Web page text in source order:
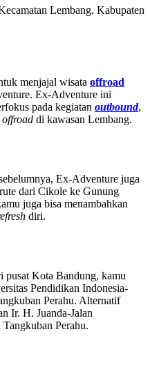
Lembang, Kabupaten
menjajal wisata offroad
Ex-Adventure ini
pada kegiatan outbound,
offroad di kawasan Lembang.
Ex-Adventure juga
dari Cikole ke Gunung
juga bisa menambahkan
diri.
pusat Kota Bandung, kamu
Pendidikan Indonesia-
Perahu. Alternatif
Ir. H. Juanda-Jalan
Perahu.